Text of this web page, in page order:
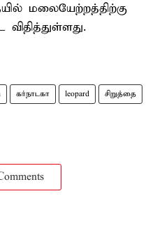
மலையேற்றத்திற்கு
கர்நாடகா leopard சிறுத்தை